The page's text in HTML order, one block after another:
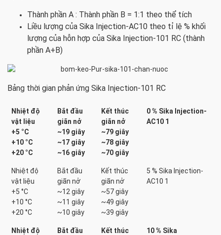
Thành phần A : Thành phần B = 1:1 theo thể tích
Liều lượng của Sika Injection-AC10 theo tỉ lệ % khối
lượng của hỗn hợp của Sika Injection-101 RC (thành
phần A+B)
Bảng thời gian phản ứng Sika Injection-101 RC
Nhiệt độ
vật liệu
+5 °C
+10 °C
+20 °C
Bắt đầu
giãn nở
~19 giây
~17 giây
~16 giây
Kết thúc
giãn nở
~79 giây
~78 giây
~70 giây
0 % Sika Injection-
AC10 1
Nhiệt độ
vật liệu
+5 °C
+10 °C
+20 °C
Bắt đầu
giãn nở
~12 giây
~11 giây
~10 giây
Kết thúc
giãn nở
~57 giây
~49 giây
~39 giây
5 % Sika Injection-
AC10 1
Nhiệt độ
Bắt đầu
Kết thúc
10 % Sika